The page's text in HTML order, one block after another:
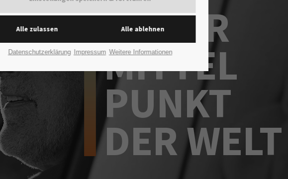
UNSER
MITTEL
PUNKT
DER WELT
Alle zulassen Alle ablehnen
Datenschutzerklärung Impressum Weitere Informationen